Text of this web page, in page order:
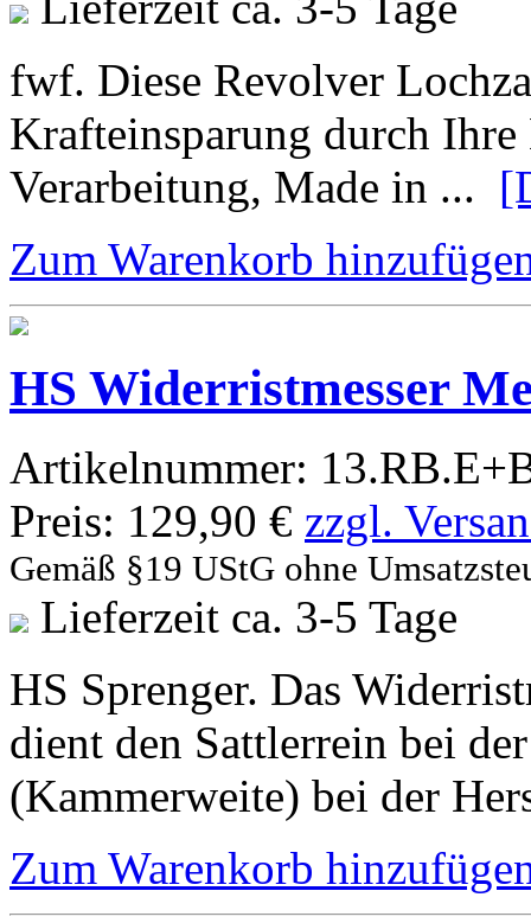
fwf. Diese Revolver
Krafteinsparung durch
Verarbeitung, Made in ...
Zum Warenkorb
HS Widerristmesser
Artikelnummer:
Preis: 129,90 € zzgl.
Gemäß §19 UStG ohne
Lieferzeit ca. 3-5 Tage
HS Sprenger. Das
dient den Sattlerrein bei
(Kammerweite) bei der
Zum Warenkorb